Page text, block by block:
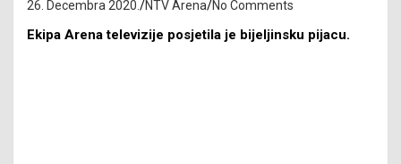
26. Decembra 2020. NTV Arena No Comments
Ekipa Arena televizije posjetila je bijeljinsku pijacu.